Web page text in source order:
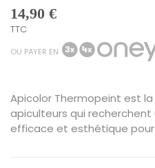
14,90 €
TTC
OU PAYER EN
Apicolor Thermopeint est
apiculteurs qui
efficace et esthétique pour